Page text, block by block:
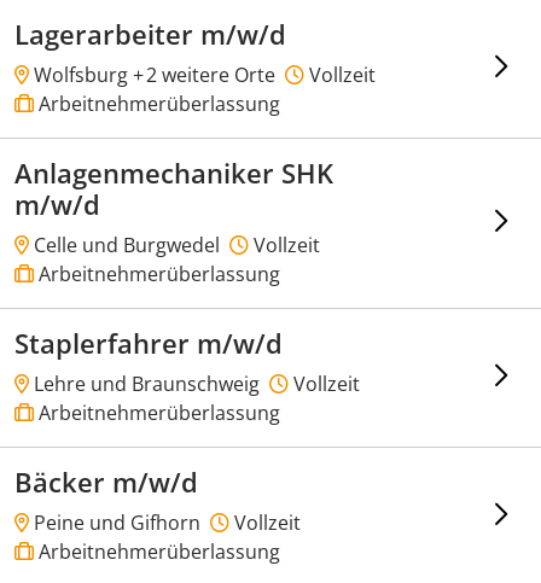
Lagerarbeiter m/w/d
Wolfsburg +2 weitere Orte
Vollzeit
Arbeitnehmerüberlassung
Anlagenmechaniker SHK
m/w/d
Celle und Burgwedel
Vollzeit
Arbeitnehmerüberlassung
Staplerfahrer m/w/d
Lehre und Braunschweig
Vollzeit
Arbeitnehmerüberlassung
Bäcker m/w/d
Peine und Gifhorn
Vollzeit
Arbeitnehmerüberlassung